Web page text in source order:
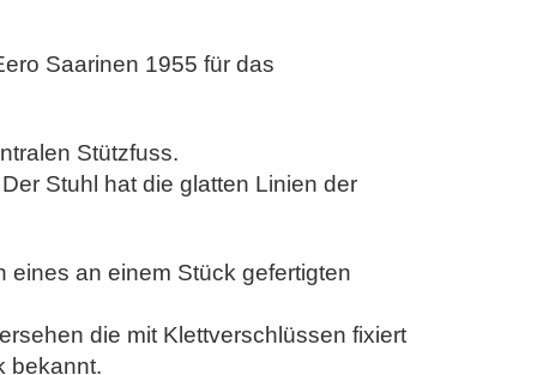
Saarinen 1955 für das
Stützfuss.
Der Stuhl hat die glatten Linien der
eines an einem Stück gefertigten
die mit Klettverschlüssen fixiert
bekannt.